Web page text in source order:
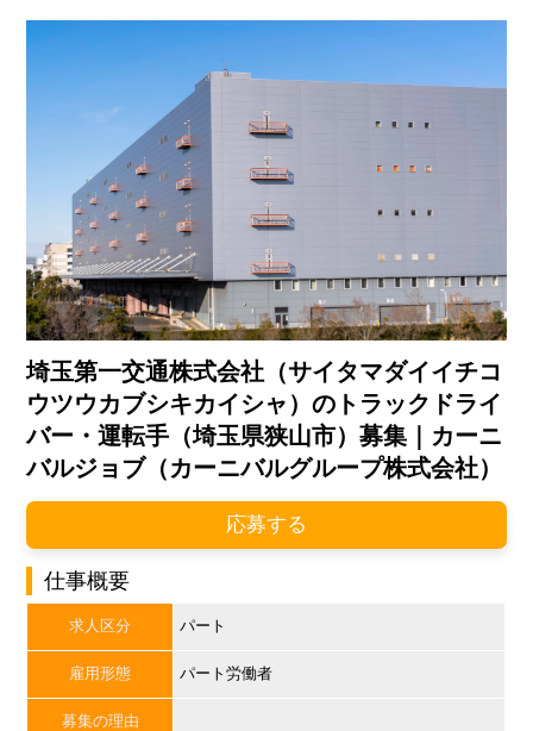
埼玉第一交通株式会社（サイタマダイイチコ
ウツウカブシキカイシャ）のトラックドライ
バー・運転手（埼玉県狭山市）募集｜カーニ
バルジョブ（カーニバルグループ株式会社）
応募する
仕事概要
求人区分 パート
雇用形態 パート労働者
募集の理由